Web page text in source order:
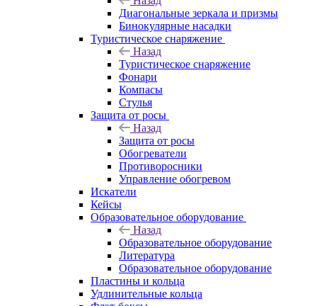
Диагональные зеркала и призмы
Бинокулярные насадки
Туристическое снаряжение
Назад
Туристическое снаряжение
Фонари
Компасы
Стулья
Защита от росы
Назад
Защита от росы
Обогреватели
Противоросники
Управление обогревом
Искатели
Кейсы
Образовательное оборудование
Назад
Образовательное оборудование
Литература
Образовательное оборудование
Пластины и кольца
Удлинительные кольца